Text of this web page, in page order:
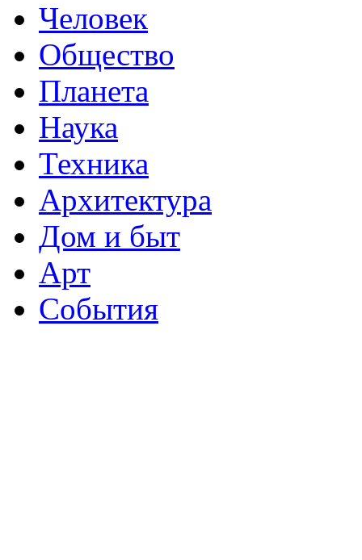
Человек
Общество
Планета
Наука
Техника
Архитектура
Дом и быт
Арт
События